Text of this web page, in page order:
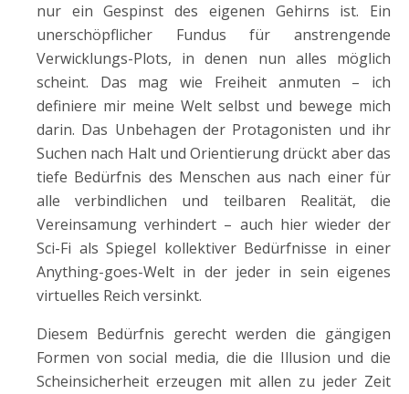
nur ein Gespinst des eigenen Gehirns ist. Ein
unerschöpflicher Fundus für anstrengende
Verwicklungs-Plots, in denen nun alles möglich
scheint. Das mag wie Freiheit anmuten – ich
definiere mir meine Welt selbst und bewege mich
darin. Das Unbehagen der Protagonisten und ihr
Suchen nach Halt und Orientierung drückt aber das
tiefe Bedürfnis des Menschen aus nach einer für
alle verbindlichen und teilbaren Realität, die
Vereinsamung verhindert – auch hier wieder der
Sci-Fi als Spiegel kollektiver Bedürfnisse in einer
Anything-goes-Welt in der jeder in sein eigenes
virtuelles Reich versinkt.
Diesem Bedürfnis gerecht werden die gängigen
Formen von social media, die die Illusion und die
Scheinsicherheit erzeugen mit allen zu jeder Zeit